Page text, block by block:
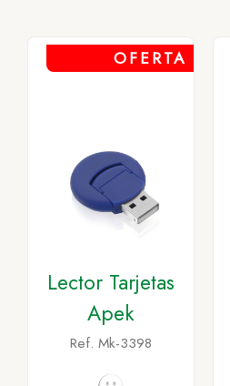
OFERTA
Lector Tarjetas
Apek
Ref. Mk-3398